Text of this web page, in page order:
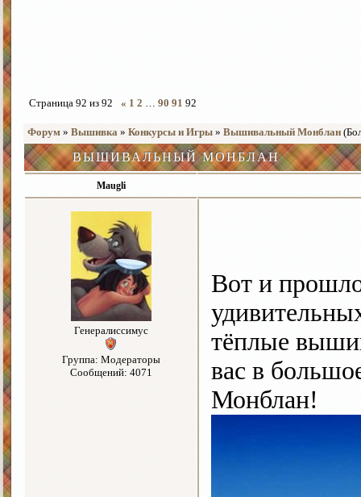
Страница 92 из 92 « 1 2 … 90 91 92
Форум » Вышивка » Конкурсы и Игры » Вышивальный Монблан
ВЫШИВАЛЬНЫЙ МОНБЛАН
Maugli
Генералиссимус
Группа: Модераторы
Сообщений: 4071
Вот и
тёплые
вас в
Монблан!